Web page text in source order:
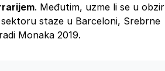
. Međutim, uzme li se u obzir
staze u Barceloni, Srebrne
Monaka 2019.